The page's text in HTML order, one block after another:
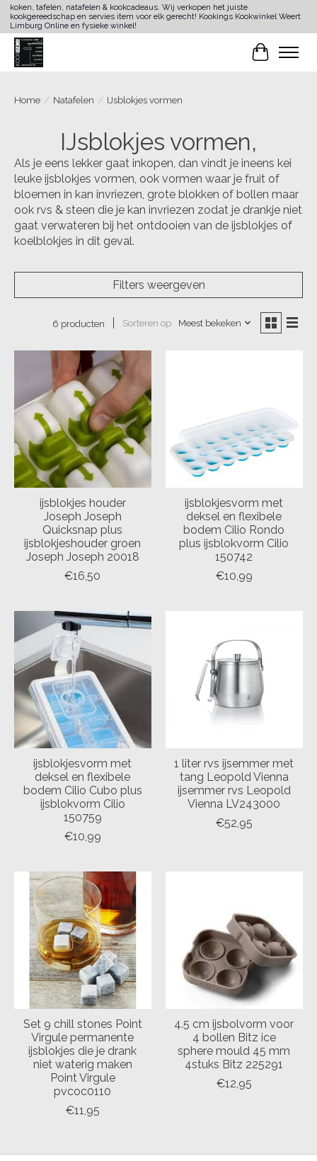
koken, tafelen, natafelen & kookcadeaus. Wij verkopen het juiste
kookgereedschap en servies item voor elk gerecht! Kookings Kookwinkel Weert
Limburg Online en fysieke winkel!
Home / Natafelen / IJsblokjes vormen
IJsblokjes vormen,
Als je eens lekker gaat inkopen, dan vindt je ineens kei
leuke ijsblokjes vormen, ook vormen waar je fruit of
bloemen in kan invriezen, grote blokken of bollen maar
ook rvs & steen die je kan invriezen zodat je drankje niet
gaat verwateren bij het ontdooien van de ijsblokjes of
koelblokjes in dit geval.
Filters weergeven
6 producten Sorteren op Meest bekeken
ijsblokjes houder
Joseph Joseph
Quicksnap plus
ijsblokjeshouder groen
Joseph Joseph 20018
€16,50
ijsblokjesvorm met
deksel en flexibele
bodem Cilio Rondo
plus ijsblokvorm Cilio
150742
€10,99
ijsblokjesvorm met
deksel en flexibele
bodem Cilio Cubo plus
ijsblokvorm Cilio
150759
€10,99
1 liter rvs ijsemmer met
tang Leopold Vienna
ijsemmer rvs Leopold
Vienna LV243000
€52,95
Set 9 chill stones Point
Virgule permanente
ijsblokjes die je drank
niet waterig maken
Point Virgule
pvcoc0110
€11,95
4.5 cm ijsbolvorm voor
4 bollen Bitz ice
sphere mould 45 mm
4stuks Bitz 225291
€12,95